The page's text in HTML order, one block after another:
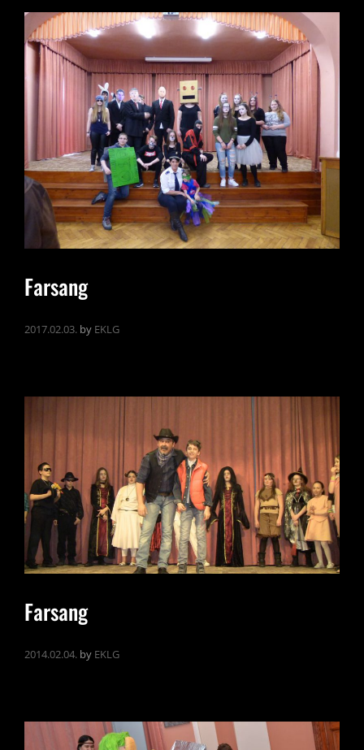
Farsang
2017.02.03. by EKLG
Farsang
2014.02.04. by EKLG